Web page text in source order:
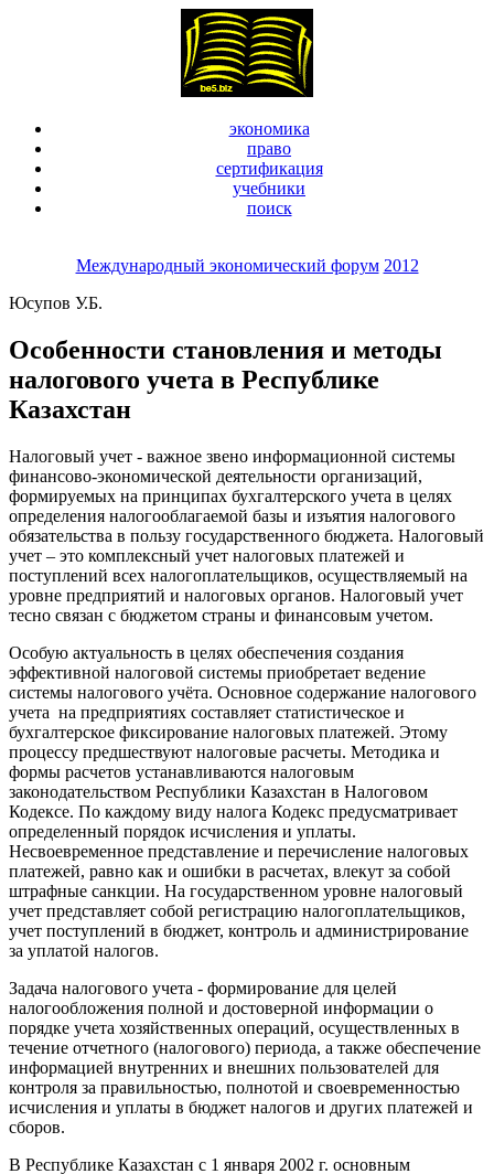
экономика
право
сертификация
учебники
поиск
Международный экономический форум 2012
Юсупов У.Б.
Особенности становления и методы
налогового учета в Республике
Казахстан
Налоговый учет - важное звено информационной системы
финансово-экономической деятельности организаций,
формируемых на принципах бухгалтерского учета в целях
определения налогооблагаемой базы и изъятия налогового
обязательства в пользу государственного бюджета. Налоговый
учет – это комплексный учет налоговых платежей и
поступлений всех налогоплательщиков, осуществляемый на
уровне предприятий и налоговых органов. Налоговый учет
тесно связан с бюджетом страны и финансовым учетом.
Особую актуальность в целях обеспечения создания
эффективной налоговой системы приобретает ведение
системы налогового учёта. Основное содержание налогового
учета на предприятиях составляет статистическое и
бухгалтерское фиксирование налоговых платежей. Этому
процессу предшествуют налоговые расчеты. Методика и
формы расчетов устанавливаются налоговым
законодательством Республики Казахстан в Налоговом
Кодексе. По каждому виду налога Кодекс предусматривает
определенный порядок исчисления и уплаты.
Несвоевременное представление и перечисление налоговых
платежей, равно как и ошибки в расчетах, влекут за собой
штрафные санкции. На государственном уровне налоговый
учет представляет собой регистрацию налогоплательщиков,
учет поступлений в бюджет, контроль и администрирование
за уплатой налогов.
Задача налогового учета - формирование для целей
налогообложения полной и достоверной информации о
порядке учета хозяйственных операций, осуществленных в
течение отчетного (налогового) периода, а также обеспечение
информацией внутренних и внешних пользователей для
контроля за правильностью, полнотой и своевременностью
исчисления и уплаты в бюджет налогов и других платежей и
сборов.
В Республике Казахстан с 1 января 2002 г. основным